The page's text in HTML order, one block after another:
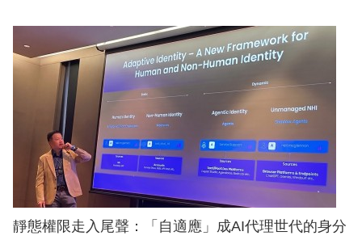
靜態權限走入尾聲：「自適應」成AI代理世代的身分